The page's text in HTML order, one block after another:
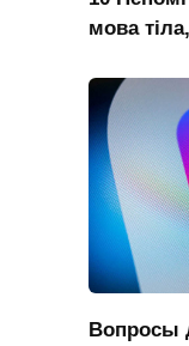
мова
Вопросы